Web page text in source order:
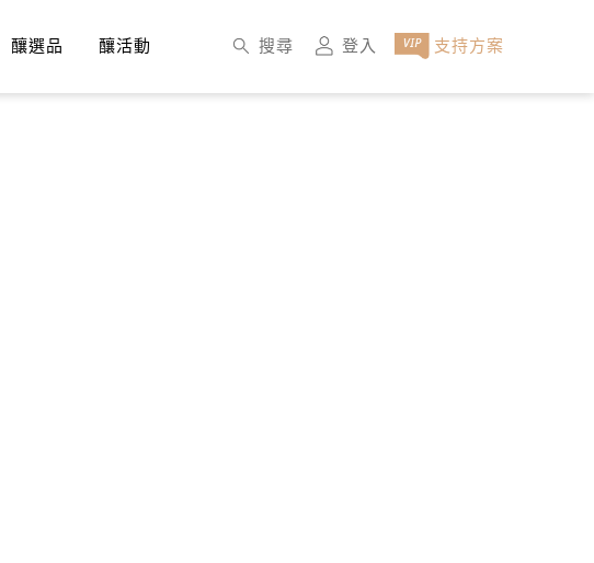
釀選品 釀活動 搜尋 登入 支持方案